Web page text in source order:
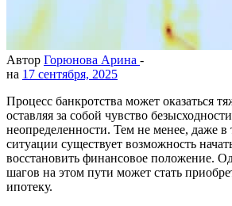
Автор Горюнова Арина -
на 17 сентября, 2025
Процесс банкротства может оказаться
оставляя за собой чувство
неопределенности. Тем не менее, даже в
ситуации существует возможность
восстановить финансовое положение.
шагов на этом пути может стать
ипотеку.